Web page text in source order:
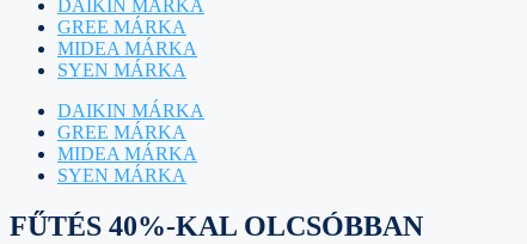
DAIKIN MÁRKA
GREE MÁRKA
MIDEA MÁRKA
SYEN MÁRKA
DAIKIN MÁRKA
GREE MÁRKA
MIDEA MÁRKA
SYEN MÁRKA
FŰTÉS 40%-KAL OLCSÓBBAN